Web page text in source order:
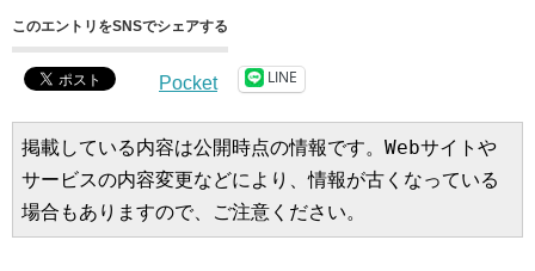
このエントリをSNSでシェアする
Pocket LINE
掲載している内容は公開時点の情報です。Webサイトや
サービスの内容変更などにより、情報が古くなっている
場合もありますので、ご注意ください。